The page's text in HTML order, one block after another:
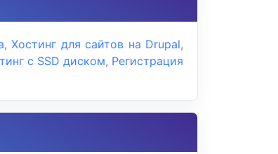
,Хостинг для сайтов на Drupal,
с SSD диском, Регистрация